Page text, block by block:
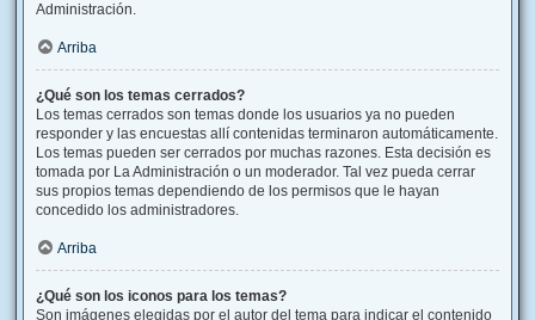
Administración.
Arriba
¿Qué son los temas cerrados?
Los temas cerrados son temas donde los usuarios ya no pueden
responder y las encuestas allí contenidas terminaron automáticamente.
Los temas pueden ser cerrados por muchas razones. Esta decisión es
tomada por La Administración o un moderador. Tal vez pueda cerrar
sus propios temas dependiendo de los permisos que le hayan
concedido los administradores.
Arriba
¿Qué son los iconos para los temas?
Son imágenes elegidas por el autor del tema para indicar el contenido